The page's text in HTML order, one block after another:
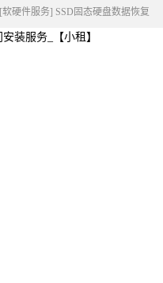
[软硬件服务] SSD固态硬盘数据恢复